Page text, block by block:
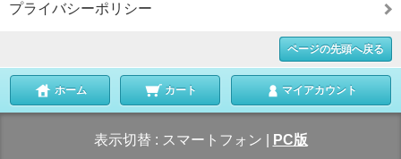
プライバシーポリシー
ページの先頭へ戻る
ホーム カート マイアカウント
表示切替 : スマートフォン PC版